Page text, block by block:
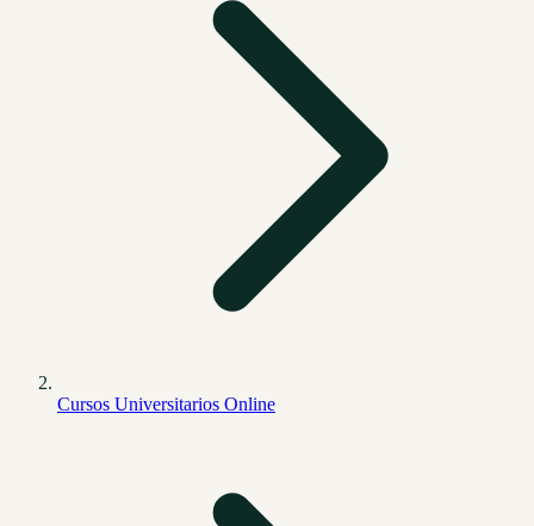
Cursos Universitarios Online